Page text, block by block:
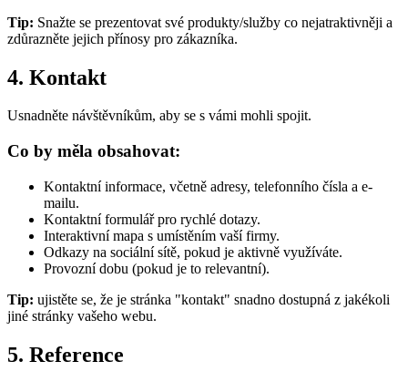
Tip: Snažte se prezentovat své produkty/služby co nejatraktivněji a
zdůrazněte jejich přínosy pro zákazníka.
4. Kontakt
Usnadněte návštěvníkům, aby se s vámi mohli spojit.
Co by měla obsahovat:
Kontaktní informace, včetně adresy, telefonního čísla a e-
mailu.
Kontaktní formulář pro rychlé dotazy.
Interaktivní mapa s umístěním vaší firmy.
Odkazy na sociální sítě, pokud je aktivně využíváte.
Provozní dobu (pokud je to relevantní).
Tip: ujistěte se, že je stránka "kontakt" snadno dostupná z jakékoli
jiné stránky vašeho webu.
5. Reference